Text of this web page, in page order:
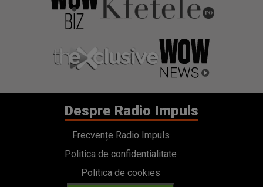
Despre Radio Impuls
Frecvențe Radio Impuls
Politica de confidentialitate
Politica de cookies